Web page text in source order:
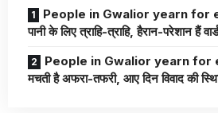
People in Gwalior yearn for every
पानी के लिए त्राहि-त्राहि, हैरान-परेशान हैं
People in Gwalior yearn for
मचती है अफरा-तफरी, आए दिन विवाद की